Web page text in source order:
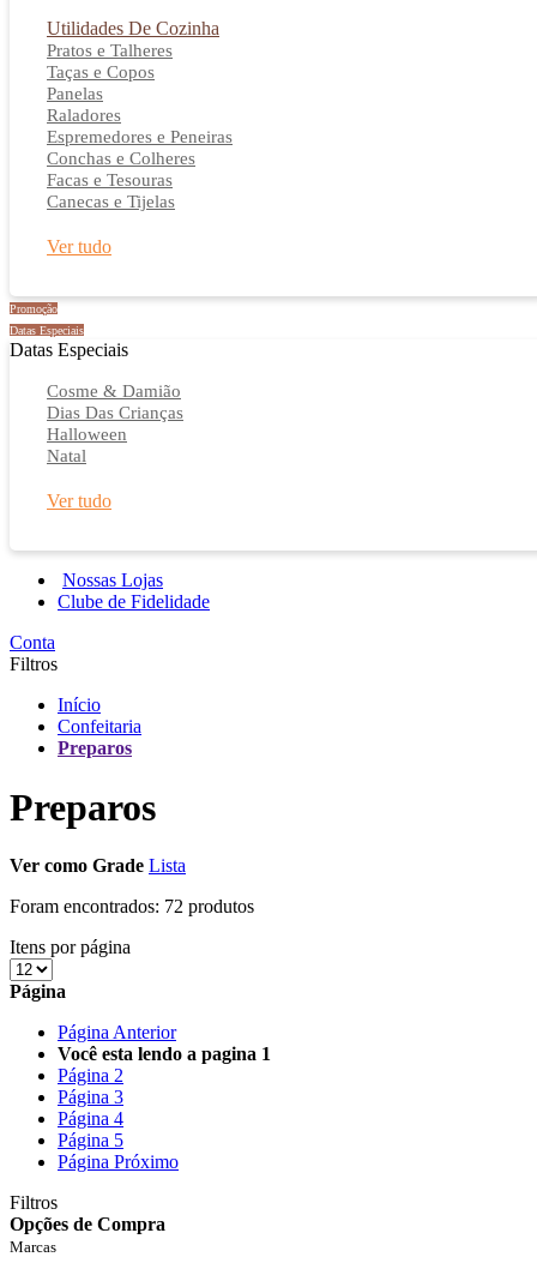
Utilidades De Cozinha
Pratos e Talheres
Taças e Copos
Panelas
Raladores
Espremedores e Peneiras
Conchas e Colheres
Facas e Tesouras
Canecas e Tijelas
Ver tudo
Promoção
Datas Especiais
Datas Especiais
Cosme & Damião
Dias Das Crianças
Halloween
Natal
Ver tudo
Nossas Lojas
Clube de Fidelidade
Conta
Filtros
Início
Confeitaria
Preparos
Preparos
Ver como Grade Lista
Foram encontrados: 72 produtos
Itens por página
Página
Página Anterior
Você esta lendo a pagina 1
Página 2
Página 3
Página 4
Página 5
Página Próximo
Filtros
Opções de Compra
Marcas